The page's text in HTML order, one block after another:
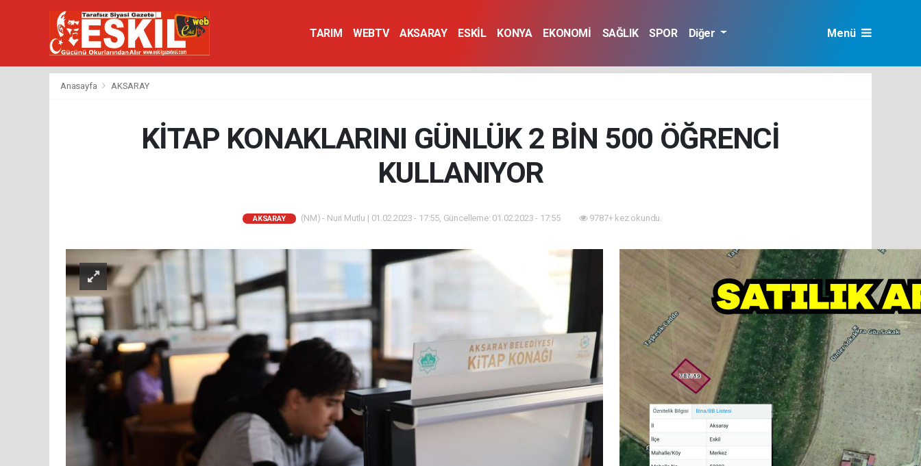
TARIM WEBTV AKSARAY ESKİL KONYA EKONOMİ SAĞLIK SPOR Diğer Menü
Anasayfa AKSARAY
KİTAP KONAKLARINI GÜNLÜK 2 BİN 500 ÖĞRENCİ
KULLANIYOR
AKSARAY (NM) - Nuri Mutlu | 01.02.2023 - 17:55, Güncelleme: 01.02.2023 - 17:55 9787+ kez okundu.